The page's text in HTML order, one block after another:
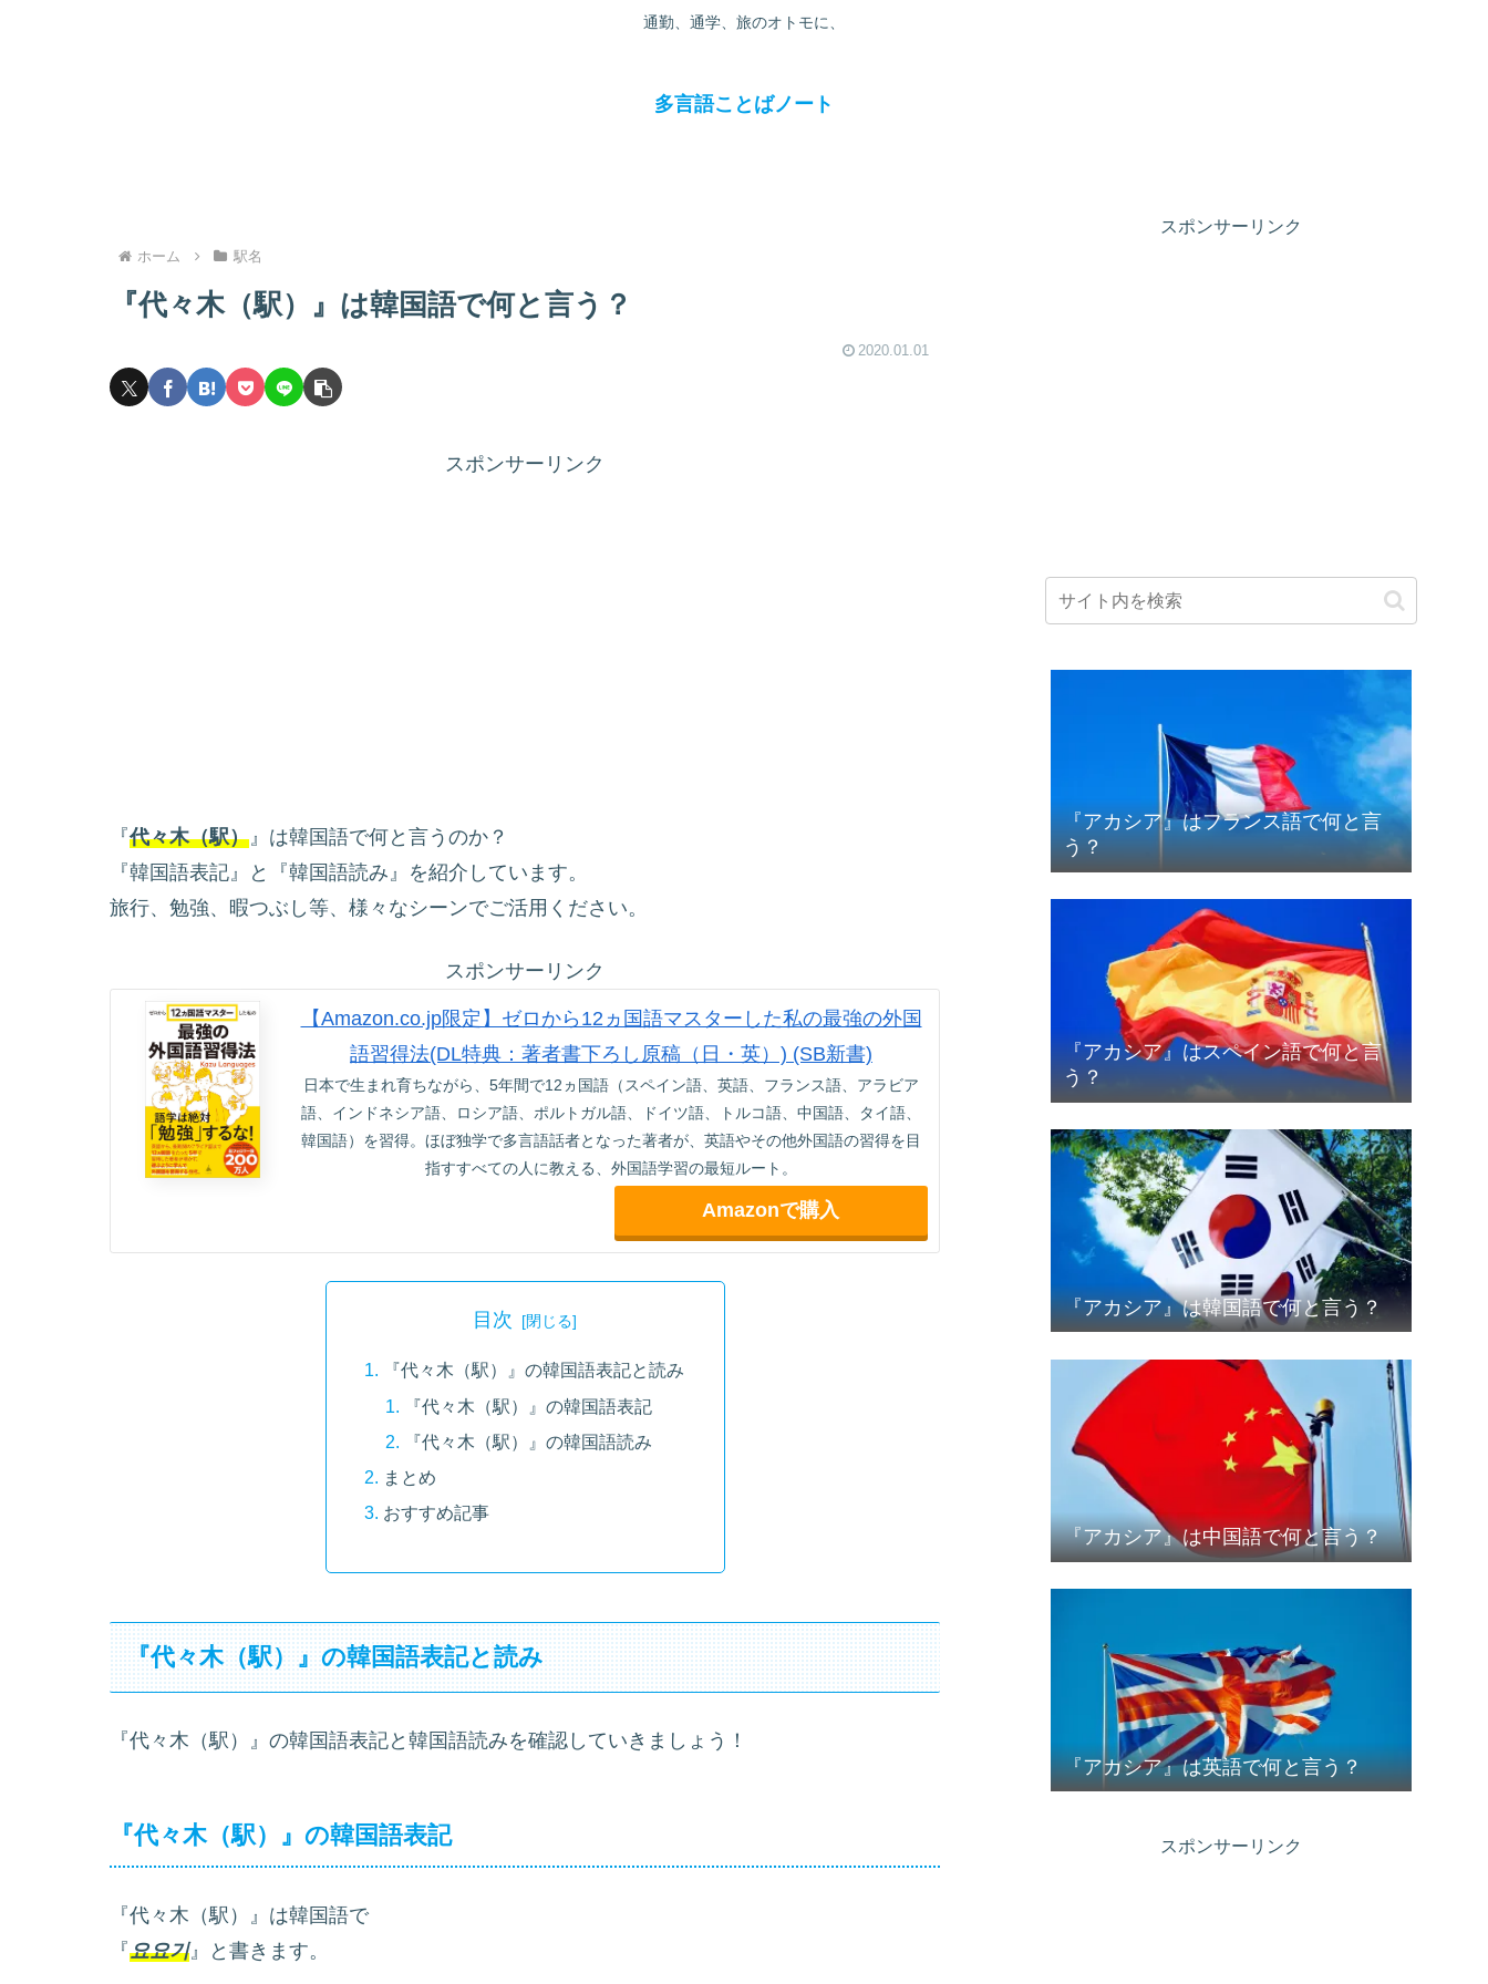
通勤、通学、旅のオトモに、
多言語ことばノート
ホーム 駅名
『代々木（駅）』は韓国語で何と言う？
2020.01.01
スポンサーリンク
『代々木（駅） 』は韓国語で何と言うのか？
『韓国語表記』と『韓国語読み』を紹介しています。
旅行、勉強、暇つぶし等、様々なシーンでご活用ください。
スポンサーリンク
【Amazon.co.jp限定】ゼロから12ヵ国語マスターした私の最強の外国
語習得法(DL特典：著者書下ろし原稿（日・英）) (SB新書)
日本で生まれ育ちながら、5年間で12ヵ国語（スペイン語、英語、フランス語、アラビア
語、インドネシア語、ロシア語、ポルトガル語、ドイツ語、トルコ語、中国語、タイ語、
韓国語）を習得。ほぼ独学で多言語話者となった著者が、英語やその他外国語の習得を目
指すすべての人に教える、外国語学習の最短ルート。
Amazonで購入
目次
『代々木（駅）』の韓国語表記と読み
『代々木（駅）』の韓国語表記
『代々木（駅）』の韓国語読み
まとめ
おすすめ記事
『代々木（駅）』の韓国語表記と読み
『代々木（駅）』の韓国語表記と韓国語読みを確認していきましょう！
『代々木（駅）』の韓国語表記
『代々木（駅）』は韓国語で
『요요기』と書きます。
スポンサーリンク
『アカシア』はフランス語で何と言
う？
『アカシア』はスペイン語で何と言
う？
『アカシア』は韓国語で何と言う？
『アカシア』は中国語で何と言う？
『アカシア』は英語で何と言う？
スポンサーリンク